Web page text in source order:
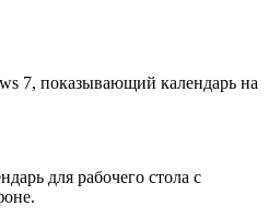
7, показывающий календарь на
для рабочего стола с